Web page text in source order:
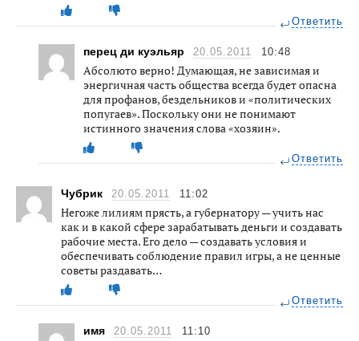
Ответить
перец ди куэльяр 20.05.2011 10:48
Абсолюто верно! Думающая, не зависимая и
энергичная часть общества всегда будет опасна
для профанов, бездельников и «политических
попугаев». Поскольку они не понимают
истинного значения слова «хозяин».
Ответить
Чубрик 20.05.2011 11:02
Негоже лилиям прясть, а губернатору — учить нас
как и в какой сфере зарабатывать деньги и создавать
рабочие места. Его дело — создавать условия и
обеспечивать соблюдение правил игры, а не ценные
советы раздавать…
Ответить
имя 20.05.2011 11:10